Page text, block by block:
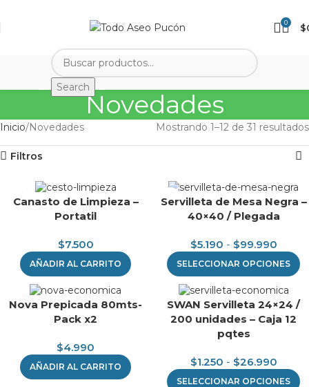
0 $
Search
Novedades
Inicio Novedades Mostrando 1–12 de 31 resultados
Filtros
Canasto de Limpieza –
Portatil
$7.500
AÑADIR AL CARRITO
Servilleta de Mesa Negra –
40×40 / Plegada
$5.190 - $99.990
SELECCIONAR OPCIONES
Nova Prepicada 80mts-
Pack x2
$4.990
AÑADIR AL CARRITO
SWAN Servilleta 24×24 /
200 unidades – Caja 12
pqtes
$1.250 - $26.990
SELECCIONAR OPCIONES